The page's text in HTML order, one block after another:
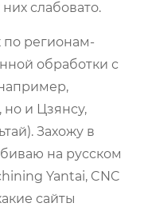
слабовато.
по регионам-
обработки с
но и Цзянсу,
Захожу в
на русском
Yantai, CNC
сайты